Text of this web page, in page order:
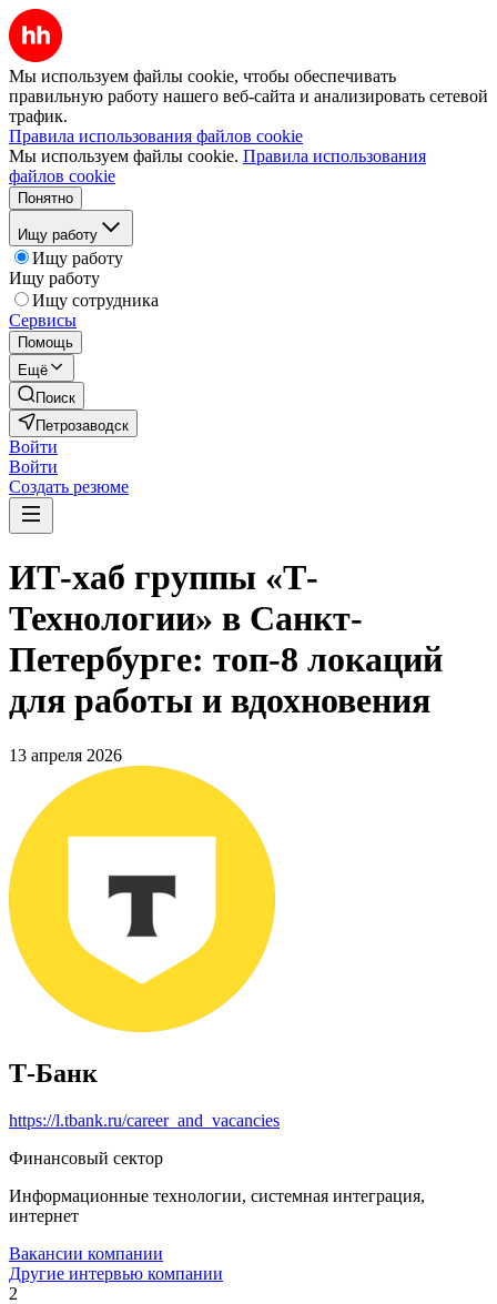
Мы используем файлы cookie, чтобы обеспечивать
правильную работу нашего веб-сайта и анализировать сетевой
трафик.
Правила использования файлов cookie
Мы используем файлы cookie. Правила использования
файлов cookie
Понятно
Ищу работу
Ищу работу
Ищу работу
Ищу сотрудника
Сервисы
Помощь
Ещё
Поиск
Петрозаводск
Войти
Войти
Создать резюме
ИТ-хаб группы «Т-
Технологии» в Санкт-
Петербурге: топ-8 локаций
для работы и вдохновения
13 апреля 2026
Т-Банк
https://l.tbank.ru/career_and_vacancies
Финансовый сектор
Информационные технологии, системная интеграция,
интернет
Вакансии компании
Другие интервью компании
2